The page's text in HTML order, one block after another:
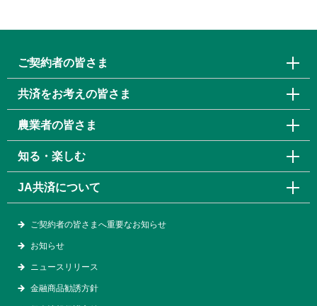
ご契約者の皆さま
共済をお考えの皆さま
農業者の皆さま
知る・楽しむ
JA共済について
ご契約者の皆さまへ重要なお知らせ
お知らせ
ニュースリリース
金融商品勧誘方針